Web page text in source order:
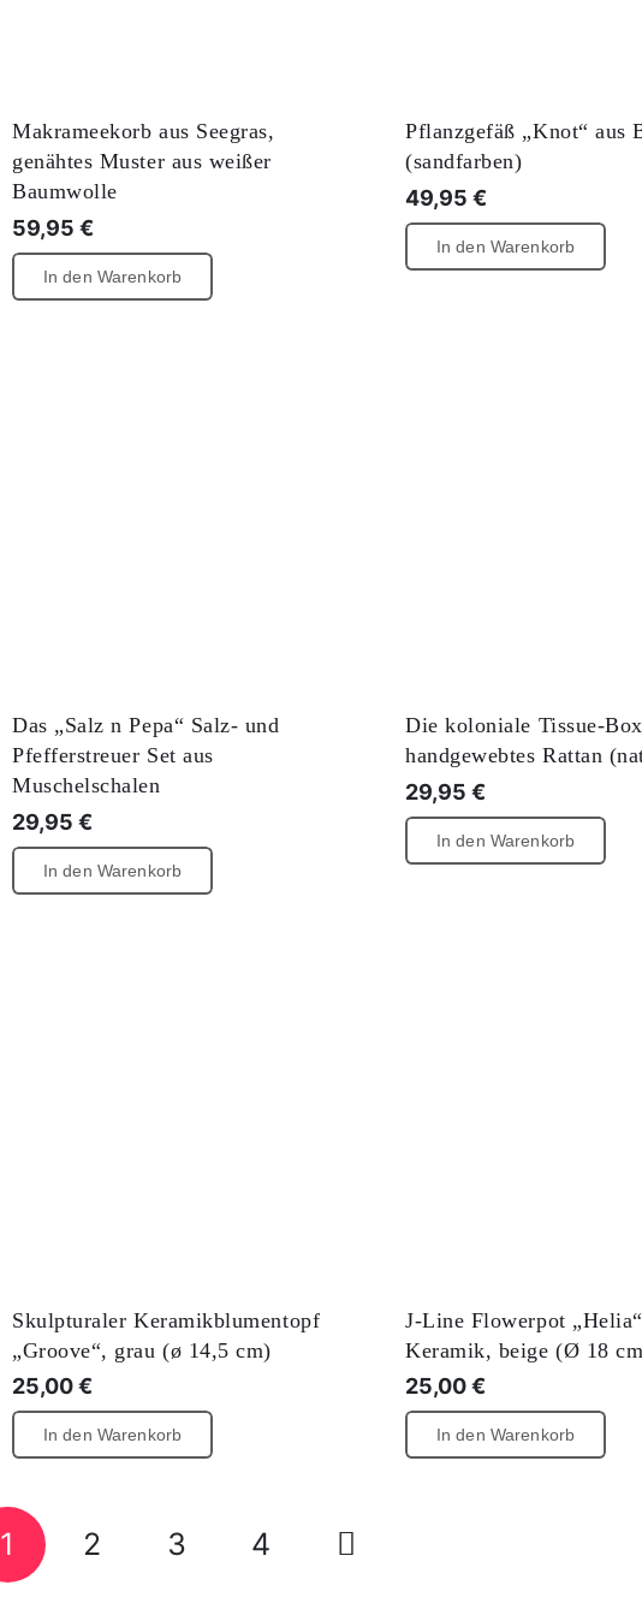
Makrameekorb aus Seegras,
genähtes Muster aus weißer
Baumwolle
59,95 €
In den Warenkorb
Pflanzgefäß „Knot“ aus
(sandfarben)
49,95 €
In den Warenkorb
Das „Salz n Pepa“ Salz- und
Pfefferstreuer Set aus
Muschelschalen
29,95 €
In den Warenkorb
Die koloniale Tissue-
handgewebtes Rattan
29,95 €
In den Warenkorb
Skulpturaler Keramikblumentopf
„Groove“, grau (ø 14,5 cm)
25,00€
In den Warenkorb
J-Line Flowerpot
Keramik, beige (Ø 18
25,00€
In den Warenkorb
1 2 3 4